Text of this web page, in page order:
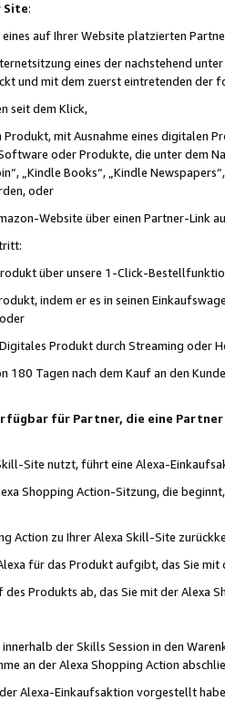
Site:
auf Ihrer Website platzierten
eines der nachstehend
und mit dem zuerst eintretenden der
seit dem Klick,
mit Ausnahme eines digitalen
oder Produkte, die unter dem
„Kindle Books“, „Kindle
oder
Website über einen Partner-Link
über unsere 1-Click-
indem er es in seinen
Produkt durch Streaming oder
Tagen nach dem Kauf an den
für Partner, die eine
Site nutzt, führt eine Alexa-
Shopping Action-Sitzung, die
Action zu Ihrer Alexa Skill-Site
für das Produkt aufgibt, das Sie mit
des Produkts ab, das Sie mit der Alexa
der Skills Session in den
an der Alexa Shopping Action
Alexa-Einkaufsaktion vorgestellt